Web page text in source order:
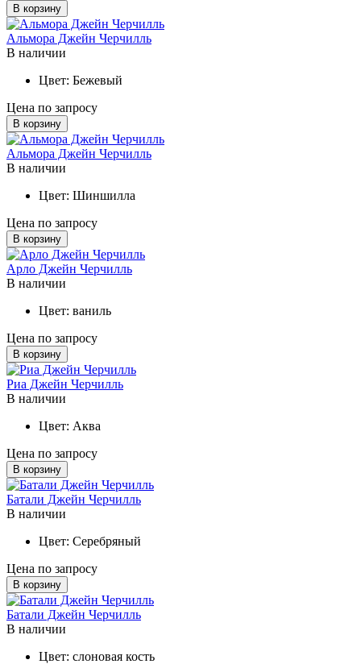
В корзину
Альмора Джейн Черчилль
В наличии
Цвет: Бежевый
Цена по запросу
В корзину
Альмора Джейн Черчилль
В наличии
Цвет: Шиншилла
Цена по запросу
В корзину
Арло Джейн Черчилль
В наличии
Цвет: ваниль
Цена по запросу
В корзину
Риа Джейн Черчилль
В наличии
Цвет: Аква
Цена по запросу
В корзину
Батали Джейн Черчилль
В наличии
Цвет: Серебряный
Цена по запросу
В корзину
Батали Джейн Черчилль
В наличии
Цвет: слоновая кость